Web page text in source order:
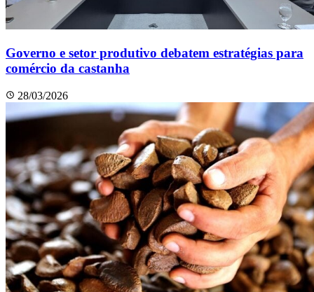
Governo e setor produtivo debatem estratégias para
comércio da castanha
28/03/2026